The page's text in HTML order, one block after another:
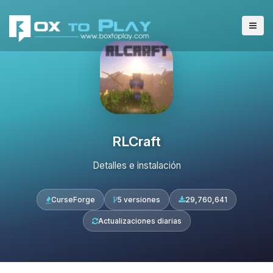
RLCraft
Detalles e instalación
CurseForge 5 versiones 29,760,641
Actualizaciones diarias